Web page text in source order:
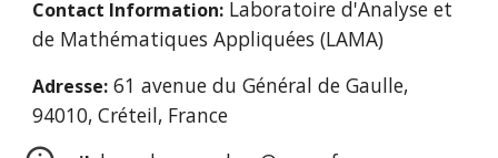
Contact Information: Laboratoire d'Analyse et
de Mathématiques Appliquées (LAMA)
Adresse: 61 avenue du Général de Gaulle,
94010, Créteil, France